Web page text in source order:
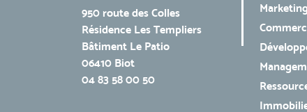
950 route des Colles
Résidence Les Templiers
Bâtiment Le Patio
06410 Biot
04 83 58 00 50